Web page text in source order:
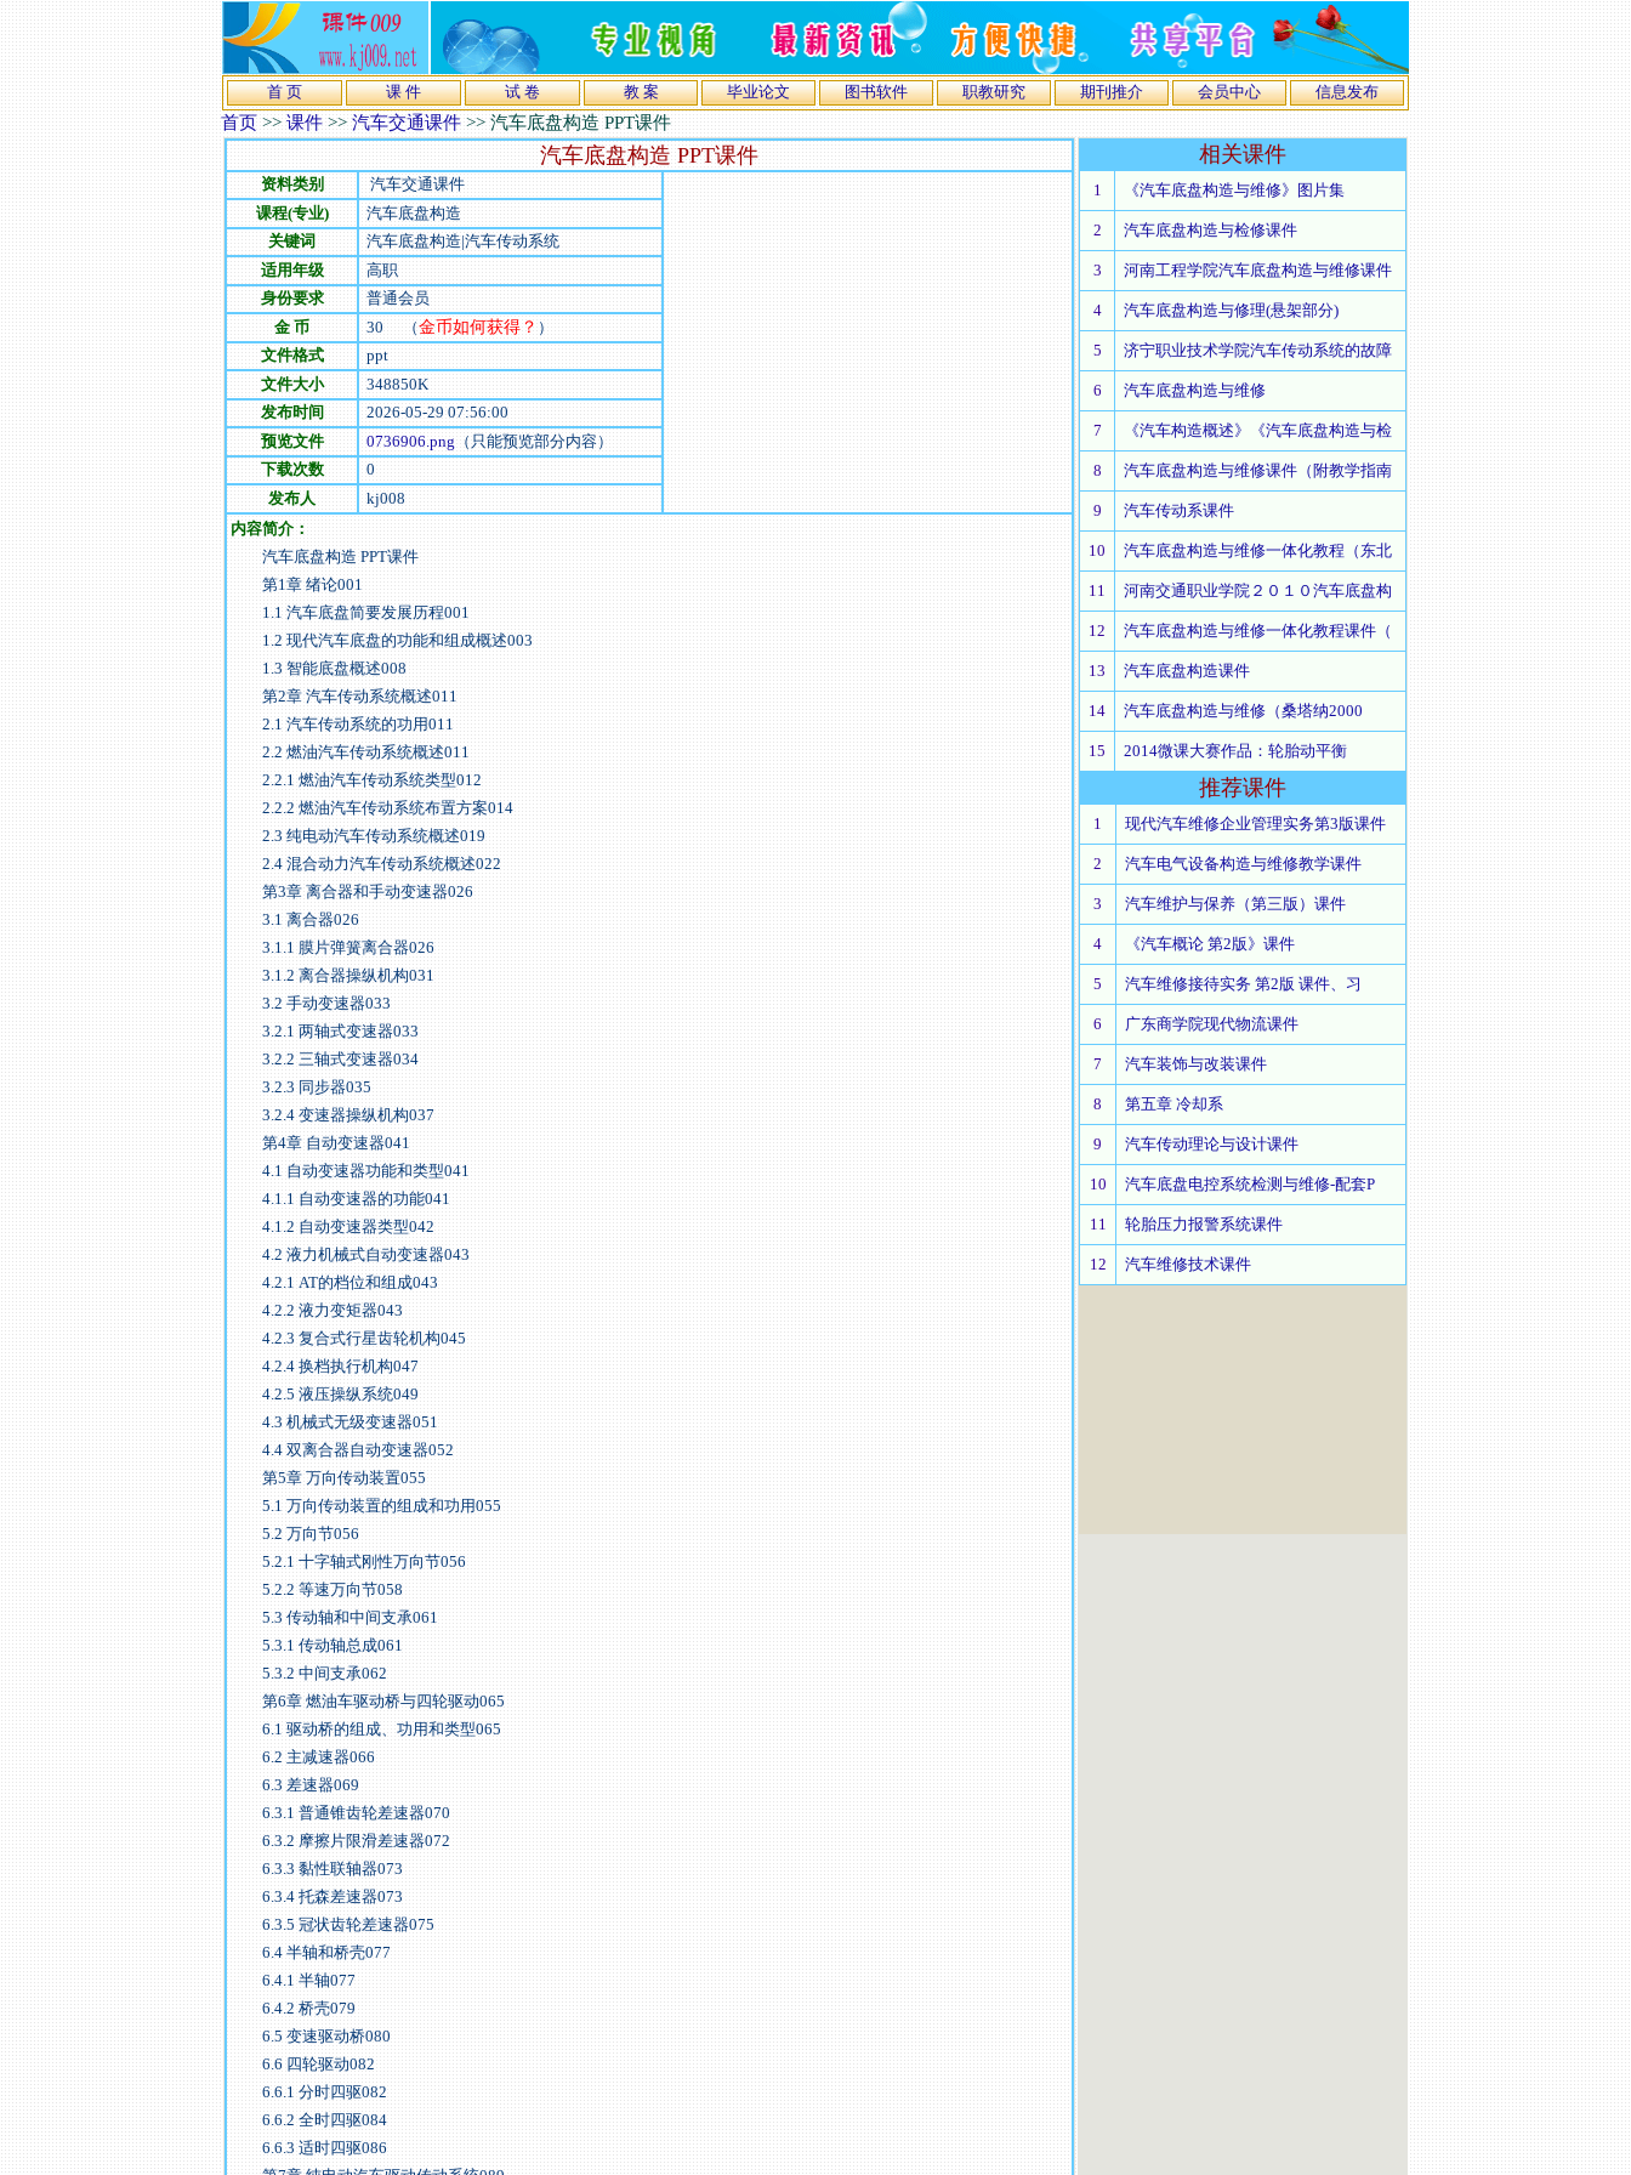
首 页 课 件 试 卷 教 案 毕业论文 图书软件 职教研究 期刊推介 会员中心 信息发布
首页>>课件>>汽车交通课件>>汽车底盘构造 PPT课件
汽车底盘构造 PPT课件
资料类别
汽车交通课件
课程(专业)
汽车底盘构造
关键词
汽车底盘构造|汽车传动系统
适用年级
高职
身份要求
普通会员
金 币
30（金币如何获得？）
文件格式
ppt
文件大小
348850K
发布时间
2026-05-29 07:56:00
预览文件
0736906.png（只能预览部分内容）
下载次数
0
发布人
kj008
内容简介：
汽车底盘构造 PPT课件
第1章 绪论001
1.1 汽车底盘简要发展历程001
1.2 现代汽车底盘的功能和组成概述003
1.3 智能底盘概述008
第2章 汽车传动系统概述011
2.1 汽车传动系统的功用011
2.2 燃油汽车传动系统概述011
2.2.1 燃油汽车传动系统类型012
2.2.2 燃油汽车传动系统布置方案014
2.3 纯电动汽车传动系统概述019
2.4 混合动力汽车传动系统概述022
第3章 离合器和手动变速器026
3.1 离合器026
3.1.1 膜片弹簧离合器026
3.1.2 离合器操纵机构031
3.2 手动变速器033
3.2.1 两轴式变速器033
3.2.2 三轴式变速器034
3.2.3 同步器035
3.2.4 变速器操纵机构037
第4章 自动变速器041
4.1 自动变速器功能和类型041
4.1.1 自动变速器的功能041
4.1.2 自动变速器类型042
4.2 液力机械式自动变速器043
4.2.1 AT的档位和组成043
4.2.2 液力变矩器043
4.2.3 复合式行星齿轮机构045
4.2.4 换档执行机构047
4.2.5 液压操纵系统049
4.3 机械式无级变速器051
4.4 双离合器自动变速器052
第5章 万向传动装置055
5.1 万向传动装置的组成和功用055
5.2 万向节056
5.2.1 十字轴式刚性万向节056
5.2.2 等速万向节058
5.3 传动轴和中间支承061
5.3.1 传动轴总成061
5.3.2 中间支承062
第6章 燃油车驱动桥与四轮驱动065
6.1 驱动桥的组成、功用和类型065
6.2 主减速器066
6.3 差速器069
6.3.1 普通锥齿轮差速器070
6.3.2 摩擦片限滑差速器072
6.3.3 黏性联轴器073
6.3.4 托森差速器073
6.3.5 冠状齿轮差速器075
6.4 半轴和桥壳077
6.4.1 半轴077
6.4.2 桥壳079
6.5 变速驱动桥080
6.6 四轮驱动082
6.6.1 分时四驱082
6.6.2 全时四驱084
6.6.3 适时四驱086
相关课件
1 《汽车底盘构造与维修》图片集
2 汽车底盘构造与检修课件
3 河南工程学院汽车底盘构造与维修课件
4 汽车底盘构造与修理(悬架部分)
5 济宁职业技术学院汽车传动系统的故障
6 汽车底盘构造与维修
7 《汽车构造概述》《汽车底盘构造与检
8 汽车底盘构造与维修课件（附教学指南
9 汽车传动系课件
10 汽车底盘构造与维修一体化教程（东北
11 河南交通职业学院２０１０汽车底盘构
12 汽车底盘构造与维修一体化教程课件（
13 汽车底盘构造课件
14 汽车底盘构造与维修（桑塔纳2000
15 2014微课大赛作品：轮胎动平衡
推荐课件
1 现代汽车维修企业管理实务第3版课件
2 汽车电气设备构造与维修教学课件
3 汽车维护与保养（第三版）课件
4 《汽车概论 第2版》课件
5 汽车维修接待实务 第2版 课件、习
6 广东商学院现代物流课件
7 汽车装饰与改装课件
8 第五章 冷却系
9 汽车传动理论与设计课件
10 汽车底盘电控系统检测与维修-配套P
11 轮胎压力报警系统课件
12 汽车维修技术课件